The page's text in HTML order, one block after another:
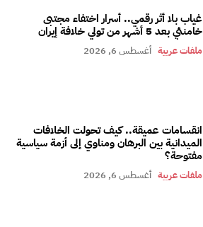
غياب بلا أثر رقمي.. أسرار اختفاء مجتبى
خامنئي بعد 5 أشهر من تولي خلافة إيران
ملفات عربية أغسطس 6, 2026
انقسامات عميقة.. كيف تحولت الخلافات
الميدانية بين البرهان ومناوي إلى أزمة سياسية
مفتوحة؟
ملفات عربية أغسطس 6, 2026